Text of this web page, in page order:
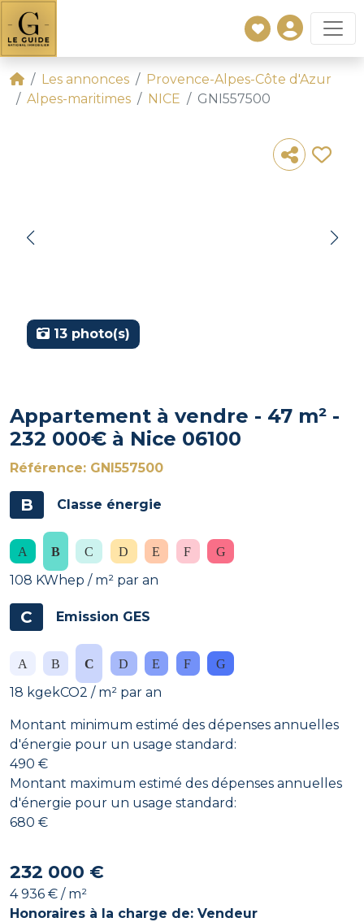
Les annonces
Provence-Alpes-Côte d'Azur
Alpes-maritimes
NICE GNI557500
13 photo(s)
Appartement à vendre - 47 m² -
232 000€ à Nice 06100
Référence: GNI557500
B Classe énergie
108 KWhep / m² par an
C Emission GES
18 kgekCO2 / m² par an
Montant minimum estimé des dépenses annuelles
d'énergie pour un usage standard:
490 €
Montant maximum estimé des dépenses annuelles
d'énergie pour un usage standard:
680 €
232 000 €
4 936 € / m²
Honoraires à la charge de: Vendeur